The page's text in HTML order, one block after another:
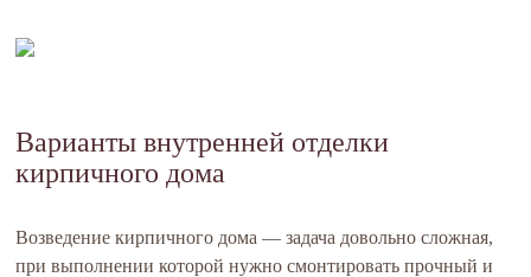
Варианты внутренней отделки
кирпичного дома
Возведение кирпичного дома — задача довольно сложная,
при выполнении которой нужно смонтировать прочный и